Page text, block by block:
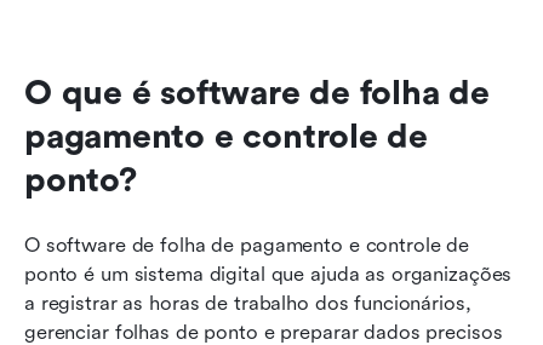
O que é software de folha de
pagamento e controle de
ponto?
O software de folha de pagamento e controle de
ponto é um sistema digital que ajuda as organizações
a registrar as horas de trabalho dos funcionários,
gerenciar folhas de ponto e preparar dados precisos